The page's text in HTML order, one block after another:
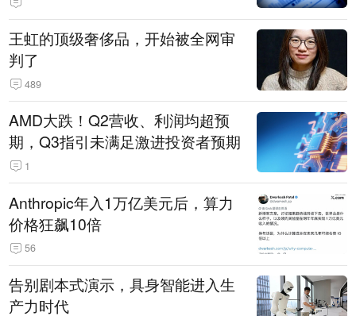
王虹的顶级奢侈品，开始被全网审
判了
489
AMD大跌！Q2营收、利润均超预
期，Q3指引未满足激进投资者预期
1
Anthropic年入1万亿美元后，算力
价格狂飙10倍
56
告别剧本式演示，具身智能进入生
产力时代